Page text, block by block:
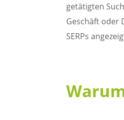
getätigten
Geschäft oder
SERPs